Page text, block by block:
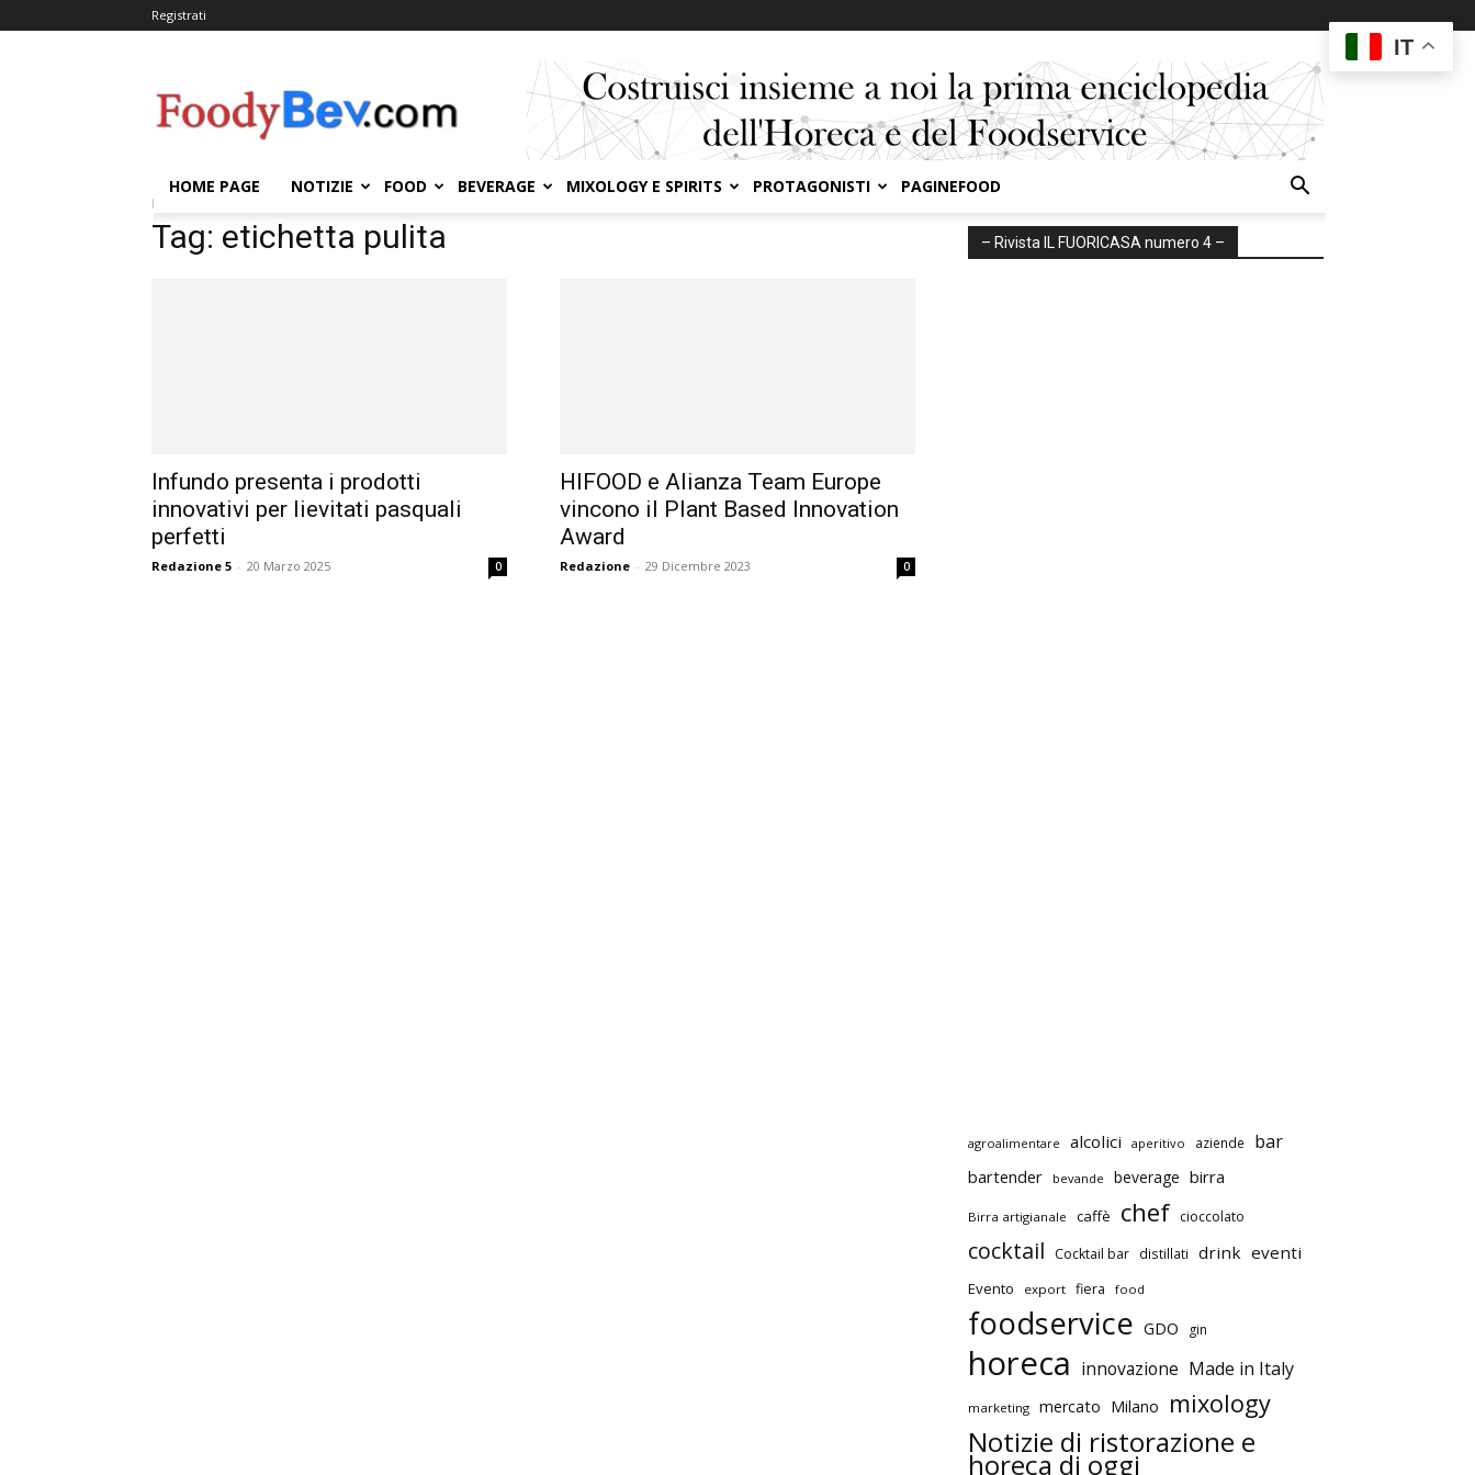
Registrati
HOME PAGE NOTIZIE FOOD BEVERAGE MIXOLOGY E SPIRITS PROTAGONISTI PAGINEFOOD
Home
Tag: etichetta pulita
Infundo presenta i prodotti
innovativi per lievitati pasquali
perfetti
Redazione 5 - 20 Marzo 2025 0
HIFOOD e Alianza Team Europe
vincono il Plant Based Innovation
Award
Redazione - 29 Dicembre 2023 0
– Rivista IL FUORICASA numero 4 –
agroalimentare alcolici aperitivo aziende bar
bartender bevande beverage birra
Birra artigianale caffè chef cioccolato
cocktail Cocktail bar distillati drink eventi
Evento export fiera food
foodservice GDO gin
horeca innovazione Made in Italy
marketing mercato Milano mixology
Notizie di ristorazione e
horeca di oggi
IT